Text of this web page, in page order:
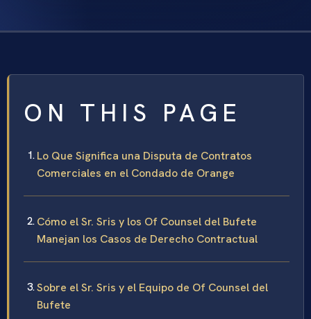
ON THIS PAGE
Lo Que Significa una Disputa de Contratos
Comerciales en el Condado de Orange
Cómo el Sr. Sris y los Of Counsel del Bufete
Manejan los Casos de Derecho Contractual
Sobre el Sr. Sris y el Equipo de Of Counsel del
Bufete